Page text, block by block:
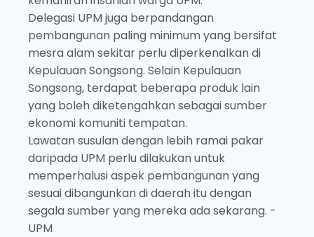
Delegasi UPM juga berpandangan
pembangunan paling minimum yang bersifat
mesra alam sekitar perlu diperkenalkan di
Kepulauan Songsong. Selain Kepulauan
Songsong, terdapat beberapa produk lain
yang boleh diketengahkan sebagai sumber
ekonomi komuniti tempatan.
Lawatan susulan dengan lebih ramai pakar
daripada UPM perlu dilakukan untuk
memperhalusi aspek pembangunan yang
sesuai dibangunkan di daerah itu dengan
segala sumber yang mereka ada sekarang. -
UPM